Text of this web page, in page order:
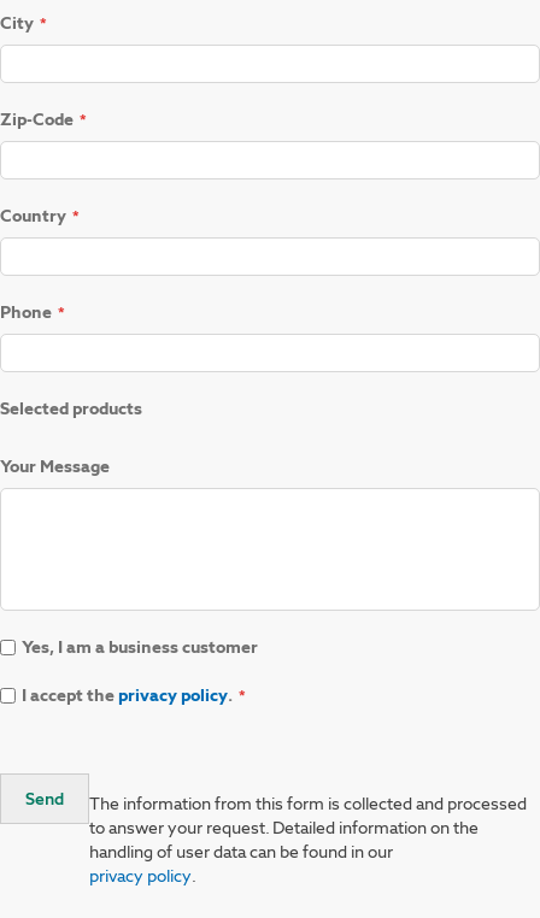
City
Zip-Code
Country
Phone
Selected products
Your Message
Yes, I am a business customer
I accept theprivacy policy.
Send
The information from this form is collected and processed
to answer your request. Detailed information on the
handling of user data can be found in our
privacy policy.